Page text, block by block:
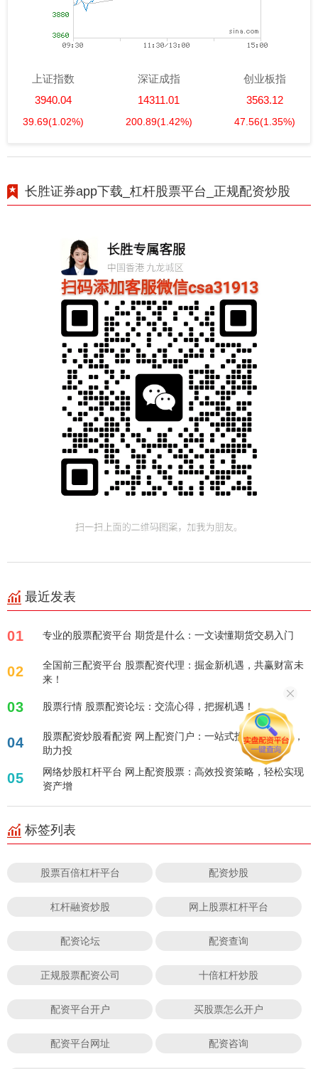
上证指数
3940.04
39.69(1.02%)
深证成指
14311.01
200.89(1.42%)
创业板指
3563.12
47.56(1.35%)
长胜证券app下载_杠杆股票平台_正规配资炒股
最近发表
01 专业的股票配资平台 期货是什么：一文读懂期货交易入门
02
全国前三配资平台 股票配资代理：掘金新机遇，共赢财富未
来！
03 股票行情 股票配资论坛：交流心得，把握机遇！
04
股票配资炒股看配资 网上配资门户：一站式投资配资服务，
助力投
05
网络炒股杠杆平台 网上配资股票：高效投资策略，轻松实现
资产增
标签列表
股票百倍杠杆平台 配资炒股
杠杆融资炒股 网上股票杠杆平台
配资论坛 配资查询
正规股票配资公司 十倍杠杆炒股
配资平台开户 买股票怎么开户
配资平台网址 配资咨询